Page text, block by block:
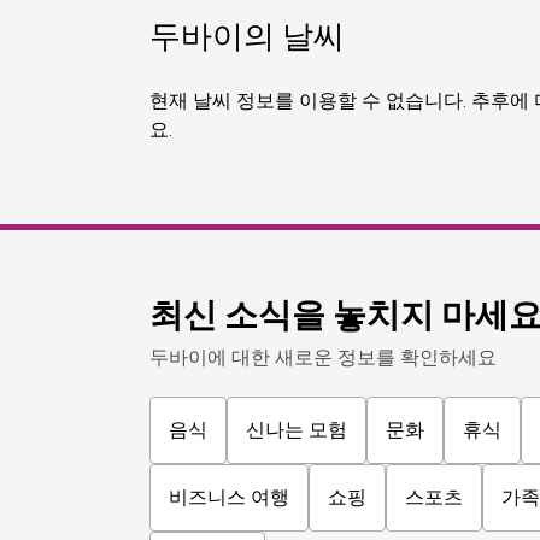
인기 주제
#식사 & 음료 #레스토랑 #국